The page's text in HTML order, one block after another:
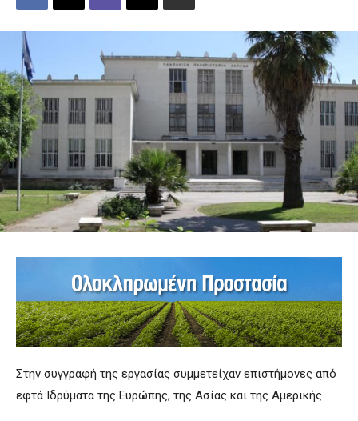
Στην συγγραφή της εργασίας συμμετείχαν επιστήμονες από
εφτά Ιδρύματα της Ευρώπης, της Ασίας και της Αμερικής